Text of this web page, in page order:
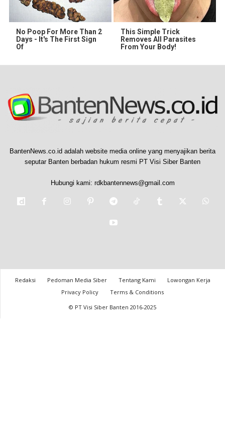
No Poop For More Than 2
Days - It's The First Sign
Of
This Simple Trick
Removes All Parasites
From Your Body!
BantenNews.co.id adalah website media online yang menyajikan berita
seputar Banten berbadan hukum resmi PT Visi Siber Banten
Hubungi kami: rdkbantennews@gmail.com
Redaksi Pedoman Media Siber Tentang Kami
Lowongan Kerja
Privacy Policy
Terms & Conditions
© PT Visi Siber Banten 2016-2025